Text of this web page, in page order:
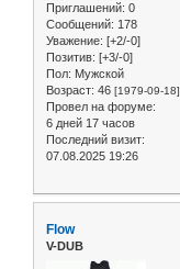
Приглашений: 0
Сообщений: 178
Уважение: [+2/-0]
Позитив: [+3/-0]
Пол: Мужской
Возраст: 46 [1979-09-18]
Провел на форуме:
6 дней 17 часов
Последний визит:
07.08.2025 19:26
Flow
V-DUB